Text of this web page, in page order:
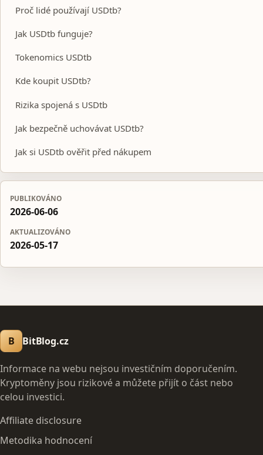
Proč lidé používají USDtb?
Jak USDtb funguje?
Tokenomics USDtb
Kde koupit USDtb?
Rizika spojená s USDtb
Jak bezpečně uchovávat USDtb?
Jak si USDtb ověřit před nákupem
PUBLIKOVÁNO
2026-06-06
AKTUALIZOVÁNO
2026-05-17
B BitBlog.cz
Informace na webu nejsou investičním doporučením.
Kryptoměny jsou rizikové a můžete přijít o část nebo
celou investici.
Affiliate disclosure
Metodika hodnocení